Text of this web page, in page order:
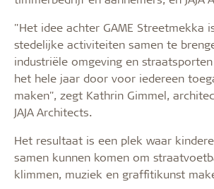
"Het idee achter GAME Streetmekka
stedelijke activiteiten samen te
industriële omgeving en
het hele jaar door voor iedereen
maken", zegt Kathrin Gimmel,
JAJA Architects.
Het resultaat is een plek waar
samen kunnen komen om
klimmen, muziek en graffitikunst